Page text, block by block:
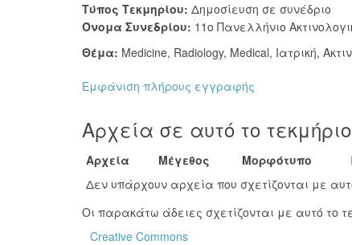
Τύπος Τεκμηρίου: Δημοσίευση σε συνέδριο
Όνομα Συνεδρίου: 11ο Πανελλήνιο
Θέμα: Medicine, Radiology, Medical, Ιατρική,
Εμφάνιση πλήρους εγγραφής
Αρχεία σε αυτό το τεκμήριο
Αρχεία Μέγεθος Μορφότυπο
Δεν υπάρχουν αρχεία που σχετίζονται με
Οι παρακάτω άδειες σχετίζονται με αυτό το
Creative Commons